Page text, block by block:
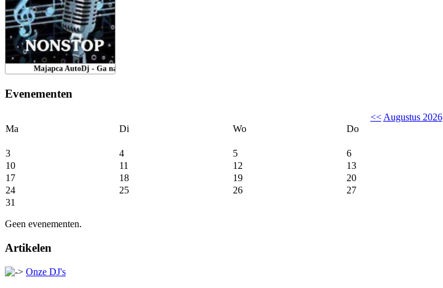
Evenementen
<< Augustus 2026
Ma
Di Wo Do
3
4 5 6
10
11 12 13
17
18 19 20
24
25 26 27
31
Geen evenementen.
Artikelen
Onze DJ's